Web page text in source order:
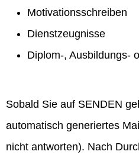
Motivationsschreiben
Dienstzeugnisse
Diplom-, Ausbildungs-
Sobald Sie auf SENDEN
automatisch generiertes
nicht antworten). Nach